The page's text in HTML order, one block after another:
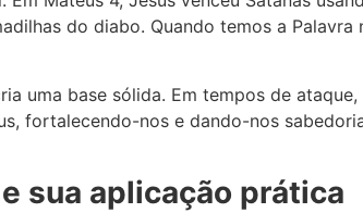
do diabo. Quando temos a
uma base sólida. Em tempos de
fortalecendo-nos e dando-nos
sua aplicação prática